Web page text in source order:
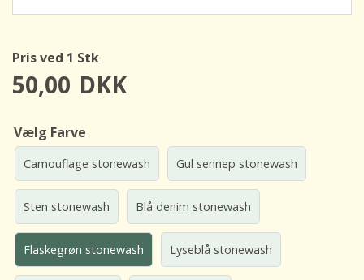
Pris ved 1 Stk
50,00 DKK
Vælg Farve
Camouflage stonewash Gul sennep stonewash
Sten stonewash Blå denim stonewash
Flaskegrøn stonewash Lyseblå stonewash